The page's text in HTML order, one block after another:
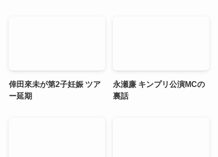
倖田來未が第2子妊娠 ツア
ー延期
永瀬廉 キンプリ公演MCの
裏話